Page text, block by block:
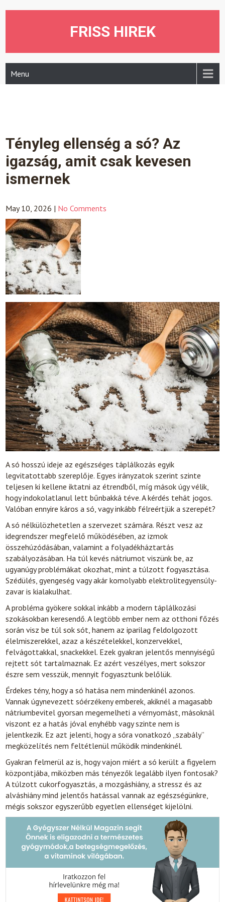
FRISS HIREK
Menu
Tényleg ellenség a só? Az
igazság, amit csak kevesen
ismernek
May 10, 2026 | No Comments
A só hosszú ideje az egészséges táplálkozás egyik
legvitatottabb szereplője. Egyes irányzatok szerint szinte
teljesen ki kellene iktatni az étrendből, míg mások úgy vélik,
hogy indokolatlanul lett bűnbakká téve. A kérdés tehát jogos.
Valóban ennyire káros a só, vagy inkább félreértjük a szerepét?
A só nélkülözhetetlen a szervezet számára. Részt vesz az
idegrendszer megfelelő működésében, az izmok
összehúzódásában, valamint a folyadékháztartás
szabályozásában. Ha túl kevés nátriumot viszünk be, az
ugyanúgy problémákat okozhat, mint a túlzott fogyasztása.
Szédülés, gyengeség vagy akár komolyabb elektrolitegyensúly-
zavar is kialakulhat.
A probléma gyökere sokkal inkább a modern táplálkozási
szokásokban keresendő. A legtöbb ember nem az otthoni főzés
során visz be túl sok sót, hanem az iparilag feldolgozott
élelmiszerekkel, azaz a készételekkel, konzervekkel,
felvágottakkal, snackekkel. Ezek gyakran jelentős mennyiségű
rejtett sót tartalmaznak. Ez azért veszélyes, mert sokszor
észre sem vesszük, mennyit fogyasztunk belőlük.
Érdekes tény, hogy a só hatása nem mindenkinél azonos.
Vannak úgynevezett sóérzékeny emberek, akiknél a magasabb
nátriumbevitel gyorsan megemelheti a vérnyomást, másoknál
viszont ez a hatás jóval enyhébb vagy szinte nem is
jelentkezik. Ez azt jelenti, hogy a sóra vonatkozó „szabály”
megközelítés nem feltétlenül működik mindenkinél.
Gyakran felmerül az is, hogy vajon miért a só került a figyelem
központjába, miközben más tényezők legalább ilyen fontosak?
A túlzott cukorfogyasztás, a mozgáshiány, a stressz és az
alváshiány mind jelentős hatással vannak az egészségünkre,
mégis sokszor egyszerűbb egyetlen ellenséget kijelölni.